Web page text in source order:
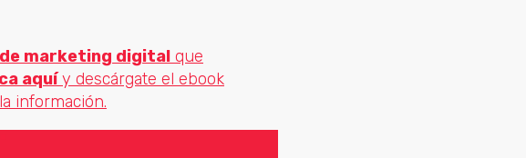
marketing digital que
aquíy descárgate el ebook
información.